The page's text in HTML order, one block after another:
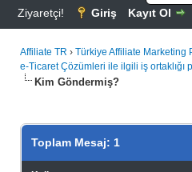
Ziyaretçi!
Giriş Kayıt Ol
Affiliate TR › Türkiye Affiliate Marketing
e-Ticaret Çözümleri ile ilgili iş ortaklığı
Kim Göndermiş?
Toplam Mesaj: 1